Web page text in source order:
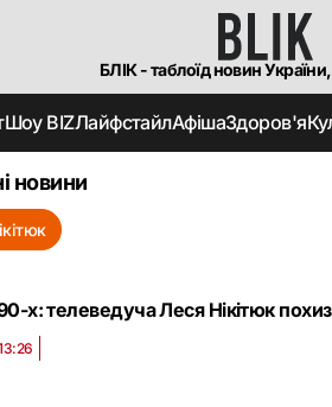
БЛІК - таблоїд новин України,
Шоу BIZЛайфстайлАфішаЗдоров'я
новини
х: телеведуча Леся Нікітюк